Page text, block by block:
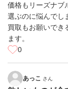
価格もリーズナブ
選ぶのに悩んでし
買取もお願いでき
ます。
0
あっこ さん